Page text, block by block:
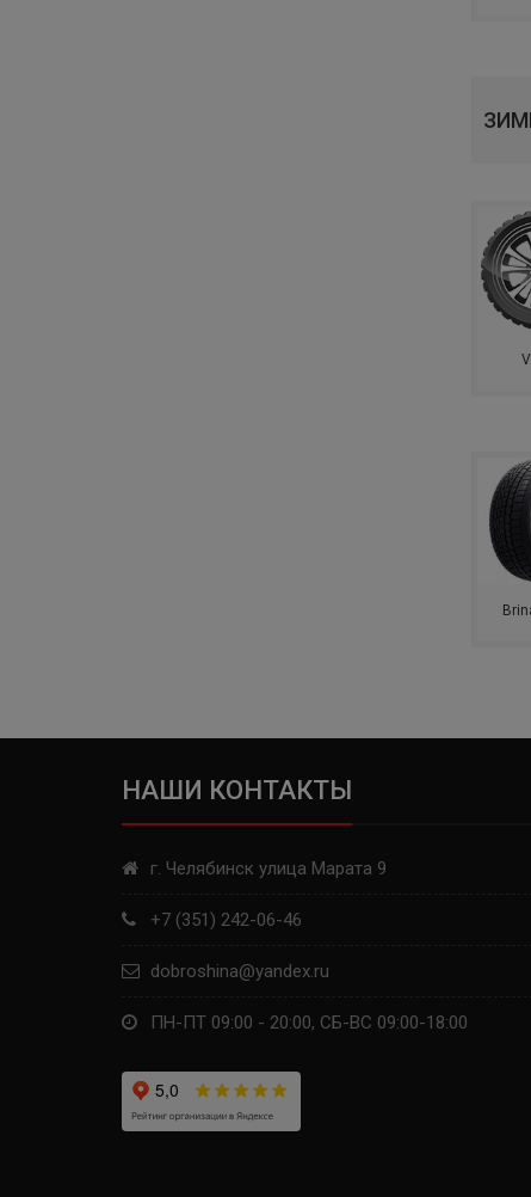
ВОЛТАЙР
KINGSTAR
GOLDSTONE
GOODRIDE
WESTLAKE
MAXXIS
НАШИ КОНТАКТЫ
г. Челябинск улица Марата 9
+7 (351) 242-06-46
dobroshina@yandex.ru
ПН-ПТ 09:00 - 20:00, СБ-ВС 09:00-18:00